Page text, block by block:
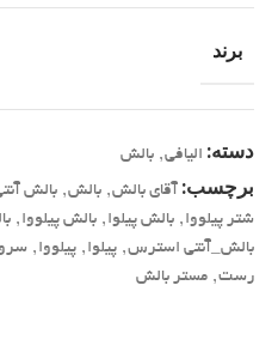
برند
دسته: الیافی, بالش
برچسب: آقای بالش, بالش, بالش
شتر پیلووا , بالش پیلوا , بالش پیلووا ,
بالش_آنتی استرس, پیلوا , پیلووا ,
رست, مستر بالش